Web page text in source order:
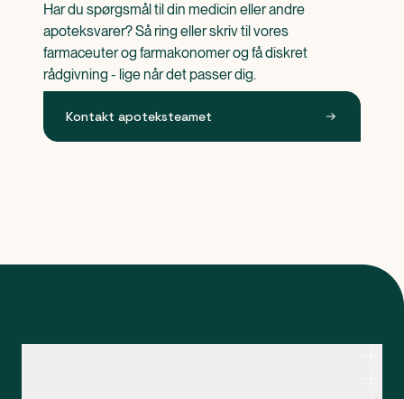
Har du spørgsmål til din medicin eller andre
apoteksvarer? Så ring eller skriv til vores
farmaceuter og farmakonomer og få diskret
rådgivning - lige når det passer dig.
Kontakt apoteksteamet